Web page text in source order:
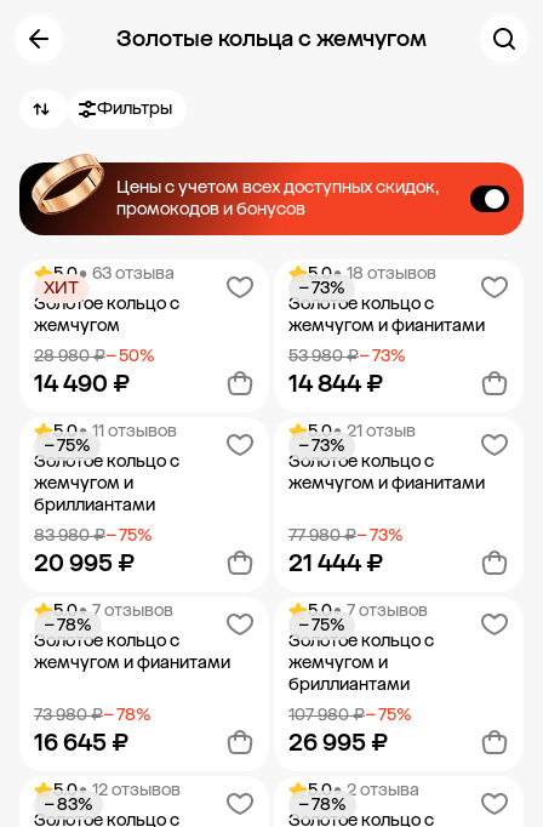
Золотые кольца с жемчугом
Фильтры
Цены с учетом всех доступных скидок,
промокодов и бонусов
5.0• 63 отзыва
Золотое кольцо с
жемчугом
28 980 ₽− 50%
14 490 ₽
ХИТ
Добавить в корзину
5.0• 18 отзывов
Золотое кольцо с
жемчугом и фианитами
53 980 ₽− 73%
14 844 ₽
− 73%
Добавить в корзину
5.0• 11 отзывов
Золотое кольцо с
жемчугом и
бриллиантами
83 980 ₽− 75%
20 995 ₽
− 75%
Добавить в корзину
5.0• 21 отзыв
Золотое кольцо с
жемчугом и фианитами
77 980 ₽− 73%
21 444 ₽
− 73%
Добавить в корзину
5.0• 7 отзывов
Золотое кольцо с
жемчугом и фианитами
73 980 ₽− 78%
16 645 ₽
− 78%
Добавить в корзину
5.0• 7 отзывов
Золотое кольцо с
жемчугом и
бриллиантами
107 980 ₽− 75%
26 995 ₽
− 75%
Добавить в корзину
5.0• 12 отзывов
Золотое кольцо с
− 83%
5.0• 2 отзыва
Золотое кольцо с
− 78%